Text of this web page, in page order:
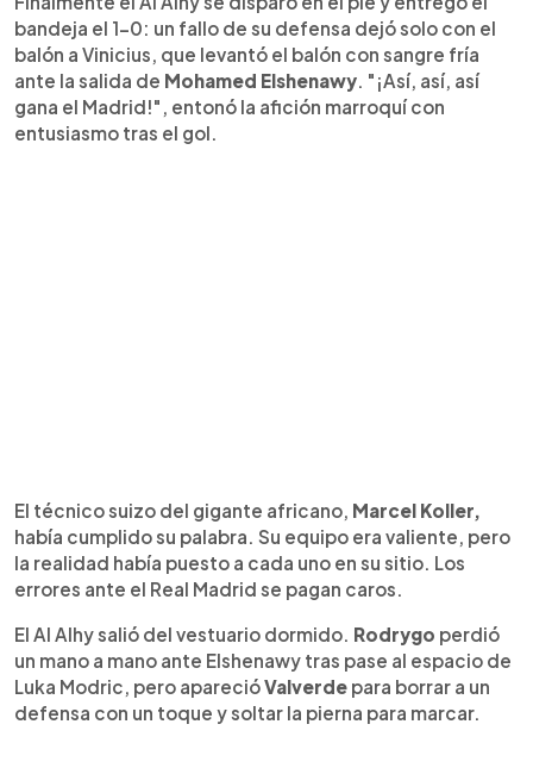
bandeja el 1-0: un fallo de su defensa dejó solo con el
balón a Vinicius, que levantó el balón con sangre fría
ante la salida de Mohamed Elshenawy. "¡Así, así, así
gana el Madrid!", entonó la afición marroquí con
entusiasmo tras el gol.
El técnico suizo del gigante africano, Marcel Koller,
había cumplido su palabra. Su equipo era valiente, pero
la realidad había puesto a cada uno en su sitio. Los
errores ante el Real Madrid se pagan caros.
El Al Alhy salió del vestuario dormido. Rodrygo perdió
un mano a mano ante Elshenawy tras pase al espacio de
Luka Modric, pero aparecióValverde para borrar a un
defensa con un toque y soltar la pierna para marcar.